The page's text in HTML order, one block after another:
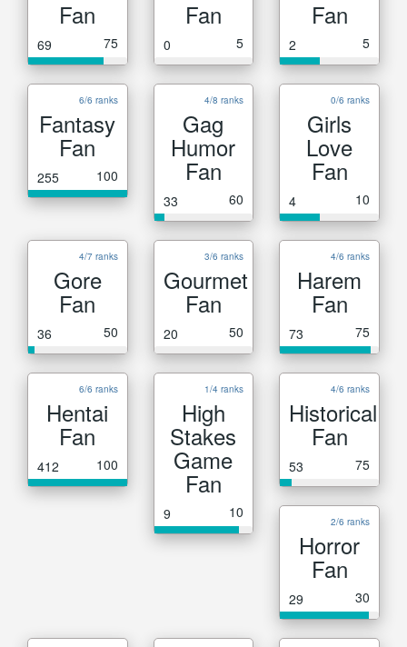
Fan
69 75
Fan
0 5
Fan
2 5
6/6 ranks
Fantasy
Fan
255 100
4/8 ranks
Gag
Humor
Fan
33 60
0/6 ranks
Girls
Love
Fan
4 10
4/7 ranks
Gore
Fan
36 50
3/6 ranks
Gourmet
Fan
20 50
4/6 ranks
Harem
Fan
73 75
6/6 ranks
Hentai
Fan
412 100
1/4 ranks
High
Stakes
Game
Fan
9 10
4/6 ranks
Historical
Fan
53 75
2/6 ranks
Horror
Fan
29 30